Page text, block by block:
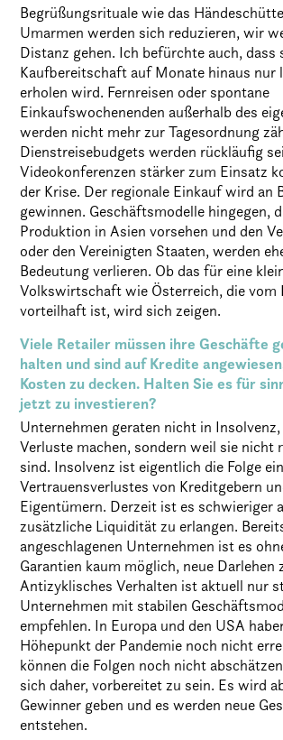
Begrüßungsrituale wie das
Umarmen werden sich reduzieren, wir
Distanz gehen. Ich befürchte auch, dass
Kaufbereitschaft auf Monate hinaus nur
erholen wird. Fernreisen oder spontane
Einkaufswochenenden außerhalb des
werden nicht mehr zur Tagesordnung
Dienstreisebudgets werden rückläufig
Videokonferenzen stärker zum Einsatz
der Krise. Der regionale Einkauf wird an
gewinnen. Geschäftsmodelle hingegen,
Produktion in Asien vorsehen und den
oder den Vereinigten Staaten, werden
Bedeutung verlieren. Ob das für eine
Volkswirtschaft wie Österreich, die vom
vorteilhaft ist, wird sich zeigen.
Viele Retailer müssen ihre Geschäfte
halten und sind auf Kredite
Kosten zu decken. Halten Sie es für
jetzt zu investieren?
Unternehmen geraten nicht in
Verluste machen, sondern weil sie nicht
sind. Insolvenz ist eigentlich die Folge
Vertrauensverlustes von Kreditgebern
Eigentümern. Derzeit ist es schwieriger
zusätzliche Liquidität zu erlangen.
angeschlagenen Unternehmen ist es
Garantien kaum möglich, neue Darlehen
Antizyklisches Verhalten ist aktuell nur
Unternehmen mit stabilen
empfehlen. In Europa und den USA
Höhepunkt der Pandemie noch nicht
können die Folgen noch nicht
sich daher, vorbereitet zu sein. Es wird
Gewinner geben und es werden neue
entstehen.